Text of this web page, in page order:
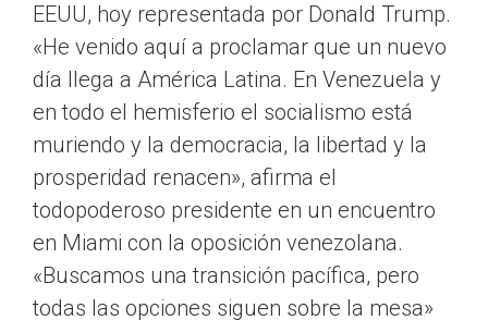
EEUU, hoy representada por Donald Trump.
«He venido aquí a proclamar que un nuevo
día llega a América Latina. En Venezuela y
en todo el hemisferio el socialismo está
muriendo y la democracia, la libertad y la
prosperidad renacen», afirma el
todopoderoso presidente en un encuentro
en Miami con la oposición venezolana.
«Buscamos una transición pacífica, pero
todas las opciones siguen sobre la mesa»